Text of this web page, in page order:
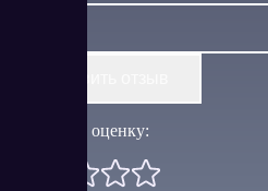
Поставить оценку: